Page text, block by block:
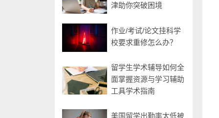
津助你突破困境
作业/考试/论文挂科学
校要求重修怎么办？
留学生学术辅导如何全
面掌握资源与学习辅助
工具学术指南
美国留学出勤率太低被